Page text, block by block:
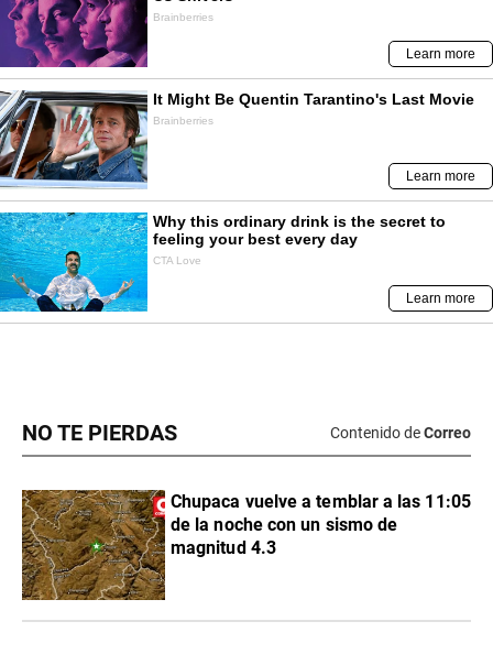
NO TE PIERDAS Contenido deCorreo
Chupaca vuelve a temblar a las 11:05
de la noche con un sismo de
magnitud 4.3